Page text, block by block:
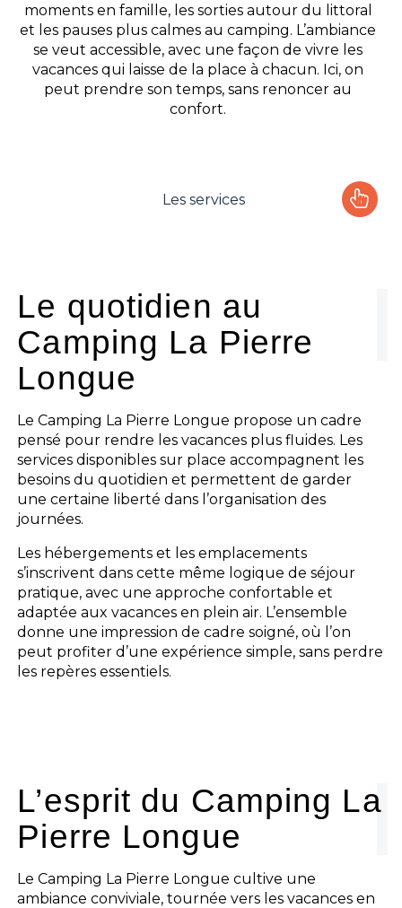
moments en famille, les sorties autour du littoral
et les pauses plus calmes au camping. L’ambiance
se veut accessible, avec une façon de vivre les
vacances qui laisse de la place à chacun. Ici, on
peut prendre son temps, sans renoncer au
confort.
Les services
Les activités
Le quotidien au
Camping La Pierre
Longue
Le Camping La Pierre Longue propose un cadre
pensé pour rendre les vacances plus fluides. Les
services disponibles sur place accompagnent les
besoins du quotidien et permettent de garder
une certaine liberté dans l’organisation des
journées.
Les hébergements et les emplacements
s’inscrivent dans cette même logique de séjour
pratique, avec une approche confortable et
adaptée aux vacances en plein air. L’ensemble
donne une impression de cadre soigné, où l’on
peut profiter d’une expérience simple, sans perdre
les repères essentiels.
L’esprit du Camping La
Pierre Longue
Le Camping La Pierre Longue cultive une
ambiance conviviale, tournée vers les vacances en